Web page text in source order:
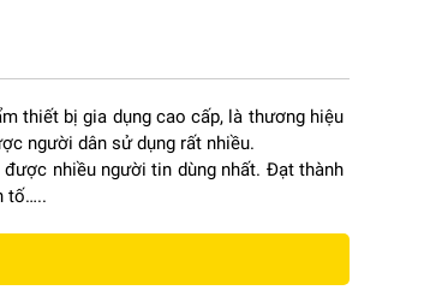
thiết bị gia dụng cao cấp, là thương hiệu
người dân sử dụng rất nhiều.
nhiều người tin dùng nhất. Đạt thành
tố…..